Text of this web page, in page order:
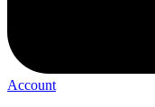
Account